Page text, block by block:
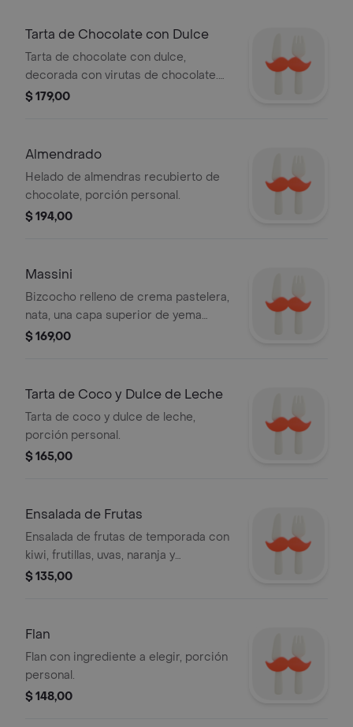
Tarta de Chocolate con Dulce
Tarta de chocolate con dulce,
decorada con virutas de chocolate.
Porción personal.
$ 179,00
Almendrado
Helado de almendras recubierto de
chocolate, porción personal.
$ 194,00
Massini
Bizcocho relleno de crema pastelera,
nata, una capa superior de yema
tostada, porción personal.
$ 169,00
Tarta de Coco y Dulce de Leche
Tarta de coco y dulce de leche,
porción personal.
$ 165,00
Ensalada de Frutas
Ensalada de frutas de temporada con
kiwi, frutillas, uvas, naranja y
arándanos.
$ 135,00
Flan
Flan con ingrediente a elegir, porción
personal.
$ 148,00